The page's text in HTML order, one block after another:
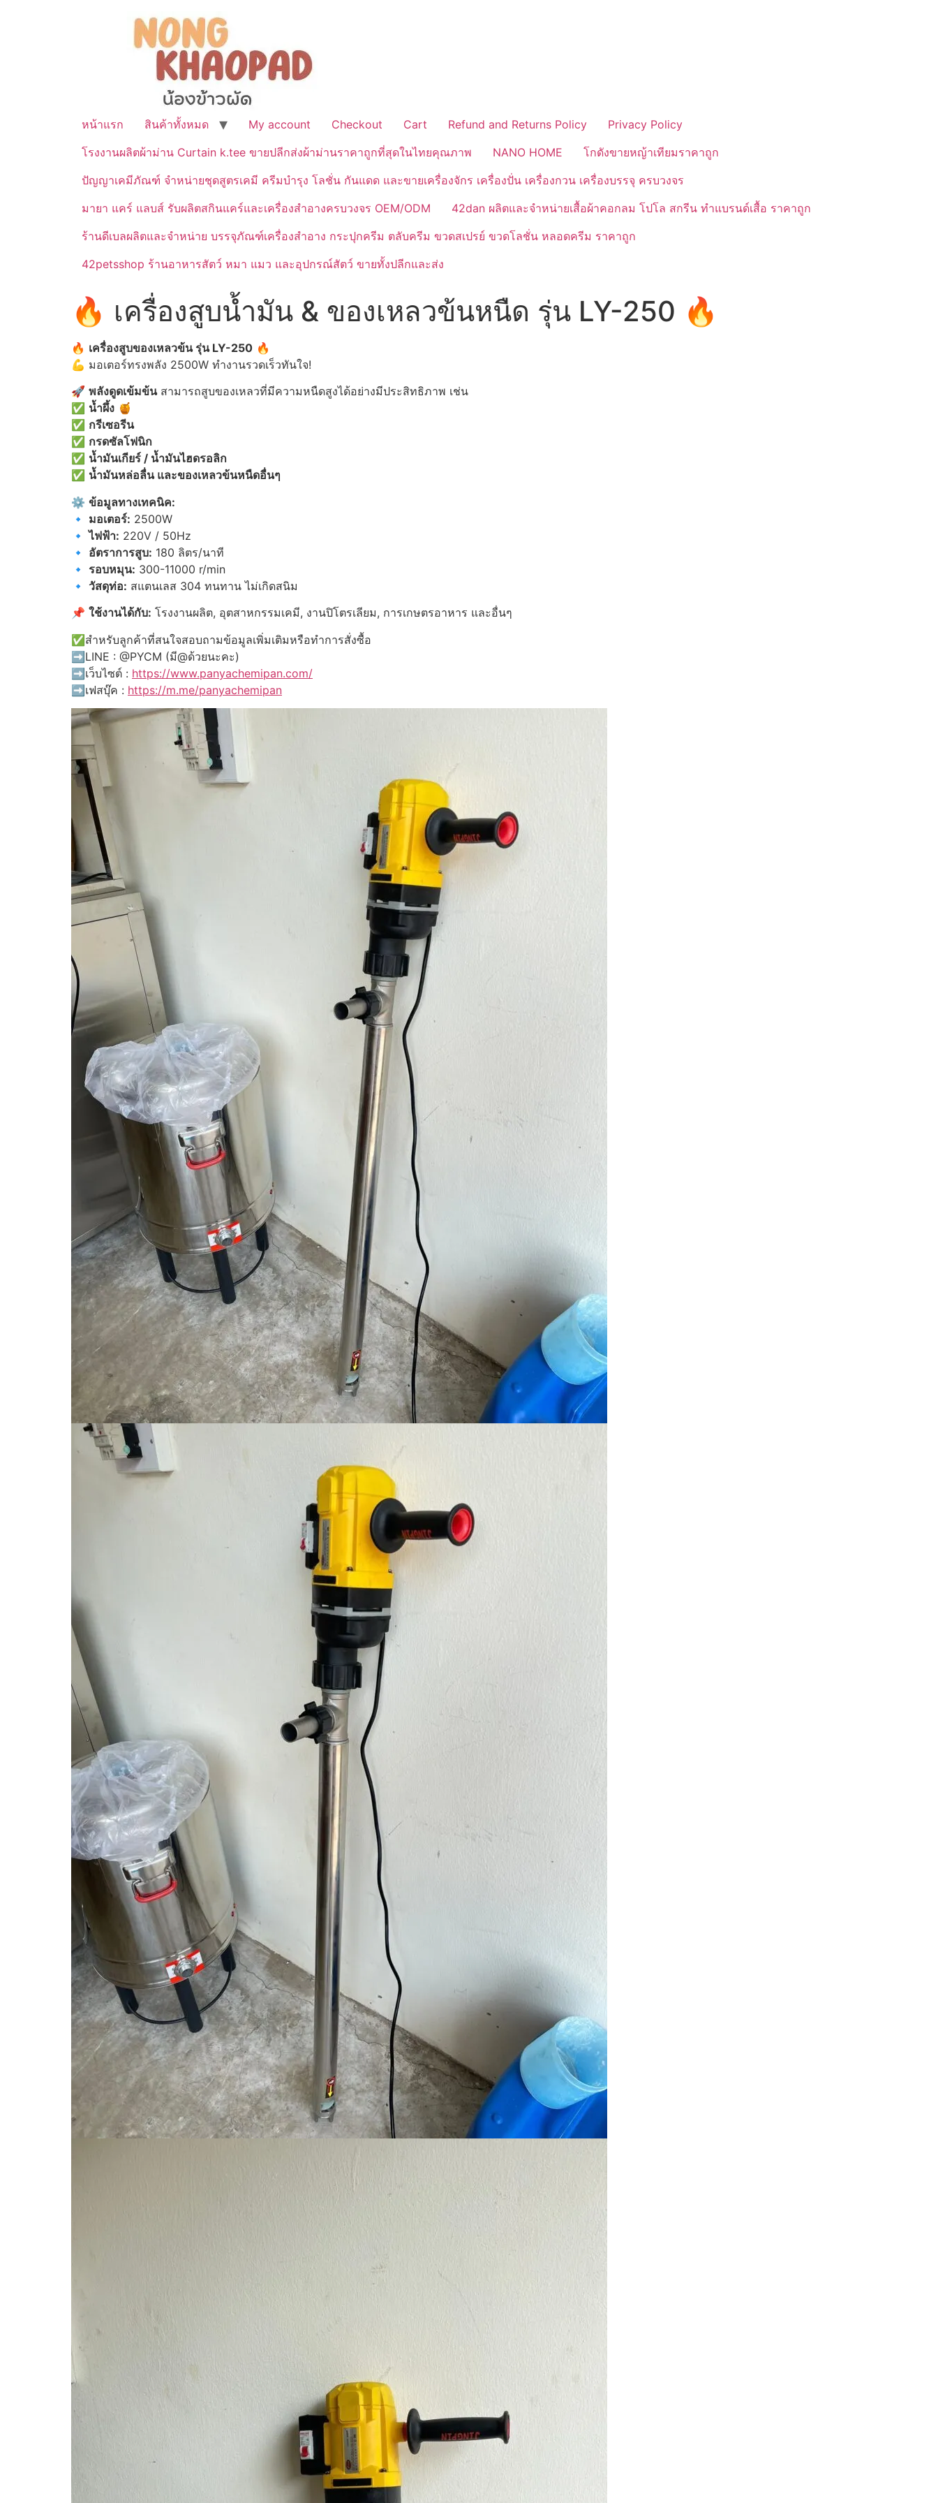
หน้าแรก สินค้าทั้งหมด My account Checkout Cart Refund and Returns Policy
Privacy Policy
โรงงานผลิตผ้าม่าน Curtain k.tee ขายปลีกส่งผ้าม่านราคาถูกที่สุดในไทยคุณภาพ
NANO HOME
โกดังขายหญ้าเทียมราคาถูก
ปัญญาเคมีภัณฑ์ จำหน่ายชุดสูตรเคมี ครีมบำรุง โลชั่น กันแดด และขายเครื่องจักร เครื่องปั่น เครื่องกวน เครื่องบรรจุ ครบวงจร
มายา แคร์ แลบส์ รับผลิตสกินแคร์และเครื่องสำอางครบวงจร OEM/ODM
42dan ผลิตและจำหน่ายเสื้อผ้าคอกลม โปโล สกรีน ทำแบรนด์เสื้อ ราคาถูก
ร้านดีเบลผลิตและจำหน่าย บรรจุภัณฑ์เครื่องสำอาง กระปุกครีม ตลับครีม ขวดสเปรย์ ขวดโลชั่น หลอดครีม ราคาถูก
42petsshop ร้านอาหารสัตว์ หมา แมว และอุปกรณ์สัตว์ ขายทั้งปลีกและส่ง
🔥 เครื่องสูบน้ำมัน & ของเหลวข้นหนืด รุ่น LY-250 🔥
🔥 เครื่องสูบของเหลวข้น รุ่น LY-250 🔥
💪 มอเตอร์ทรงพลัง 2500W ทำงานรวดเร็วทันใจ!
🚀 พลังดูดเข้มข้นสามารถสูบของเหลวที่มีความหนืดสูงได้อย่างมีประสิทธิภาพ เช่น
✅ น้ำผึ้ง 🍯
✅ กรีเซอรีน
✅ กรดซัลโฟนิก
✅ น้ำมันเกียร์ / น้ำมันไฮดรอลิก
✅ น้ำมันหล่อลื่น และของเหลวข้นหนืดอื่นๆ
⚙️ ข้อมูลทางเทคนิค:
🔹 มอเตอร์: 2500W
🔹ไฟฟ้า: 220V / 50Hz
🔹 อัตราการสูบ: 180 ลิตร/นาที
🔹 รอบหมุน: 300-11000 r/min
🔹 วัสดุท่อ: สแตนเลส 304 ทนทาน ไม่เกิดสนิม
📌 ใช้งานได้กับ: โรงงานผลิต, อุตสาหกรรมเคมี, งานปิโตรเลียม, การเกษตรอาหาร และอื่นๆ
✅สำหรับลูกค้าที่สนใจสอบถามข้อมูลเพิ่มเติมหรือทำการสั่งซื้อ
➡️LINE : @PYCM (มี@ด้วยนะคะ)
➡️เว็บไซต์ : https://www.panyachemipan.com/
➡️เฟสบุ๊ค : https://m.me/panyachemipan